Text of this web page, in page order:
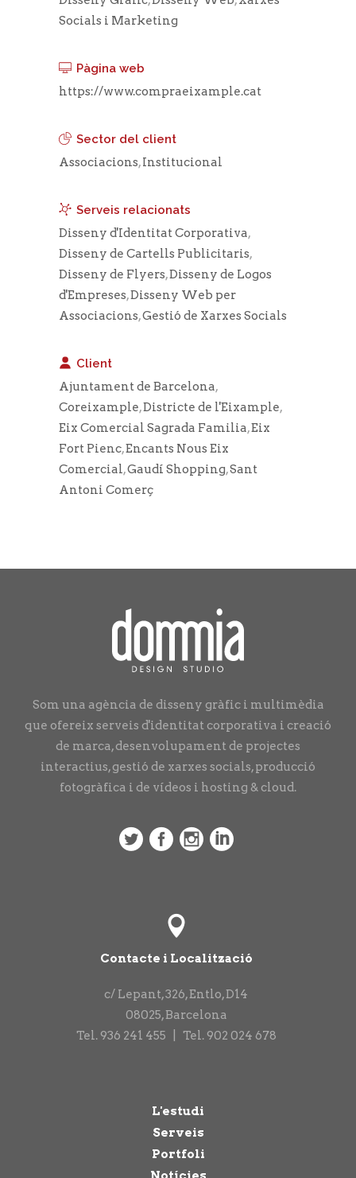
Socials i Marketing
Pàgina web
https://www.compraeixample.cat
Sector del client
Associacions,Institucional
Serveis relacionats
Disseny d'Identitat Corporativa,
Disseny de Cartells Publicitaris,
Disseny de Flyers,Disseny de Logos
d'Empreses,Disseny Web per
Associacions,Gestió de Xarxes Socials
Client
Ajuntament de Barcelona,
Coreixample,Districte de l'Eixample,
Eix Comercial Sagrada Familia,Eix
Fort Pienc,Encants Nous Eix
Comercial,Gaudí Shopping,Sant
Antoni Comerç
Som una agència de disseny gràfic i multimèdia
que ofereix serveis d'identitat corporativa i creació
de marca, desenvolupament de projectes
interactius, gestió de xarxes socials, producció
fotogràfica i de vídeos i hosting & cloud.
Contacte i Localització
c/ Lepant, 326, Entlo, D14
08025,Barcelona
Tel. 936 241 455 Tel. 902 024 678
L'estudi
Serveis
Portfoli